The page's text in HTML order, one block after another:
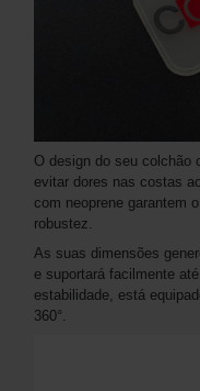
O design do seu colchão
evitar dores nas costas
com neoprene garantem
robustez.
As suas dimensões
e suportará facilmente
estabilidade, está
360°.